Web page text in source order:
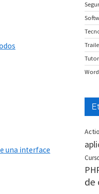
una interface
de